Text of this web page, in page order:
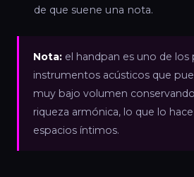
de que suene una nota.
Nota: el handpan es uno de los
instrumentos acústicos que
muy bajo volumen
riqueza armónica, lo que lo
espacios íntimos.